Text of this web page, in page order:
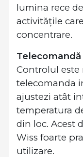
lumina rece
activitățile
concentrare.
Controlul
telecomanda
ajustezi atât
temperatura
din loc. Acest
Wiss foarte
utilizare.